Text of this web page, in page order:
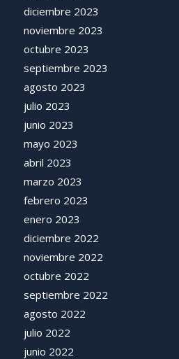
diciembre 2023
noviembre 2023
octubre 2023
septiembre 2023
agosto 2023
julio 2023
junio 2023
mayo 2023
abril 2023
marzo 2023
febrero 2023
enero 2023
diciembre 2022
noviembre 2022
octubre 2022
septiembre 2022
agosto 2022
julio 2022
junio 2022